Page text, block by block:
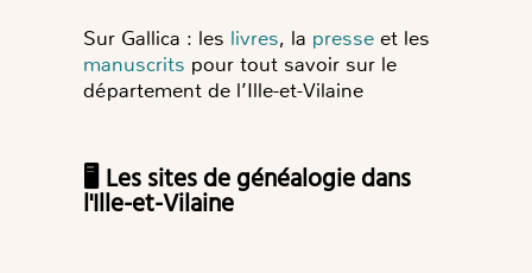
Sur Gallica : les livres, la presse et les
manuscrits pour tout savoir sur le
département de l’Ille-et-Vilaine
🖥️ Les sites de généalogie dans
l'Ille-et-Vilaine